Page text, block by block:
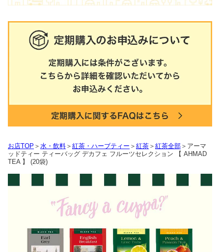
お店TOP ＞ 水・飲料 ＞ 紅茶・ハーブティー ＞ 紅茶 ＞ 紅茶全部 ＞アーマ
ッドティー ティーバッグ デカフェ フルーツセレクション 【 AHMAD
TEA 】 (20袋)